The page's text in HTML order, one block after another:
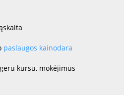
paslaugos kainodara
geru kursu, mokėjimus